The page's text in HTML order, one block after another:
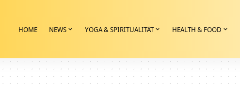
HOME NEWS YOGA & SPIRITUALITÄT HEALTH & FOOD